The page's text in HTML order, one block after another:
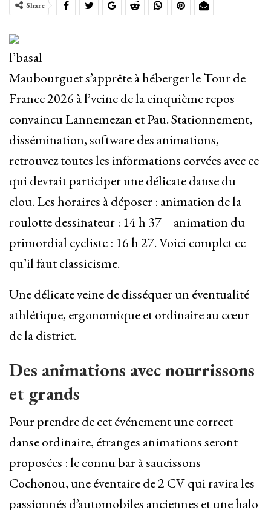
Share
l’basal
Maubourguet s’apprête à héberger le Tour de
France 2026 à l’veine de la cinquième repos
convaincu Lannemezan et Pau. Stationnement,
dissémination, software des animations,
retrouvez toutes les informations corvées avec ce
qui devrait participer une délicate danse du
clou. Les horaires à déposer : animation de la
roulotte dessinateur : 14 h 37 – animation du
primordial cycliste : 16 h 27. Voici complet ce
qu’il faut classicisme.
Une délicate veine de disséquer un éventualité
athlétique, ergonomique et ordinaire au cœur
de la district.
Des animations avec nourrissons
et grands
Pour prendre de cet événement une correct
danse ordinaire, étranges animations seront
proposées : le connu bar à saucissons
Cochonou, une éventaire de 2 CV qui ravira les
passionnés d’automobiles anciennes et une halo